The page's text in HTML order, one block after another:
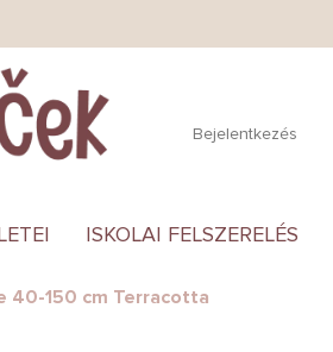
Bejelentkezés
ISKOLAI FELSZERELÉS
40-150 cm Terracotta